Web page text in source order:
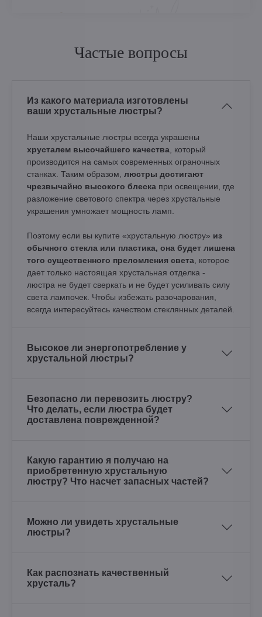
Частые вопросы
Из какого материала изготовлены
ваши хрустальные люстры?
Наши хрустальные люстры всегда украшены
хрусталем высочайшего качества , который
производится на самых современных ограночных
станках. Таким образом, люстры достигают
чрезвычайно высокого блеска при освещении, где
разложение светового спектра через хрустальные
украшения умножает мощность ламп.
Поэтому если вы купите «хрустальную люстру» из
обычного стекла или пластика, она будет лишена
того существенного преломления света , которое
дает только настоящая хрустальная отделка -
люстра не будет сверкать и не будет усиливать силу
света лампочек. Чтобы избежать разочарования,
всегда интересуйтесь качеством стеклянных деталей.
Высокое ли энергопотребление у
хрустальной люстры?
Безопасно ли перевозить люстру?
Что делать, если люстра будет
доставлена поврежденной?
Какую гарантию я получаю на
приобретенную хрустальную
люстру? Что насчет запасных частей?
Можно ли увидеть хрустальные
люстры?
Как распознать качественный
хрусталь?